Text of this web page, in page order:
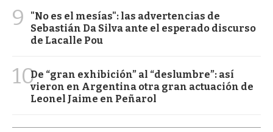
9
"No es el mesías": las advertencias de
Sebastián Da Silva ante el esperado discurso
de Lacalle Pou
10De “gran exhibición” al “deslumbre”: así
vieron en Argentina otra gran actuación de
Leonel Jaime en Peñarol